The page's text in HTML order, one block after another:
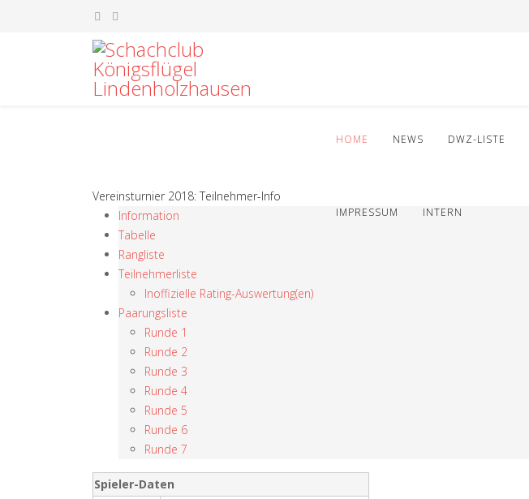
HOME NEWS DWZ-LISTE
IMPRESSUM INTERN
Vereinsturnier 2018: Teilnehmer-Info
Information
Tabelle
Rangliste
Teilnehmerliste
Inoffizielle Rating-Auswertung(en)
Paarungsliste
Runde 1
Runde 2
Runde 3
Runde 4
Runde 5
Runde 6
Runde 7
Spieler-Daten